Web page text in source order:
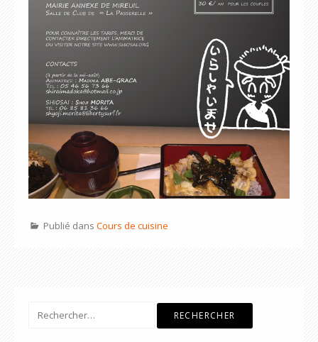
Publié dans Cours de cuisine
Rechercher :